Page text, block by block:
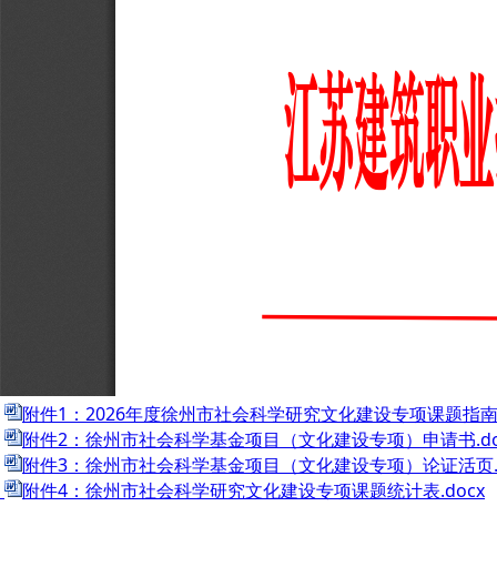
附件1：2026年度徐州市社会科学研究文化建设专项课题指
附件2：徐州市社会科学基金项目（文化建设专项）申请书
附件3：徐州市社会科学基金项目（文化建设专项）论证活
附件4：徐州市社会科学研究文化建设专项课题统计表.docx